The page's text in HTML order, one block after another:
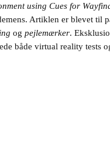
using Cues for
Artiklen er blevet
og pejlemærker.
både virtual reality tests